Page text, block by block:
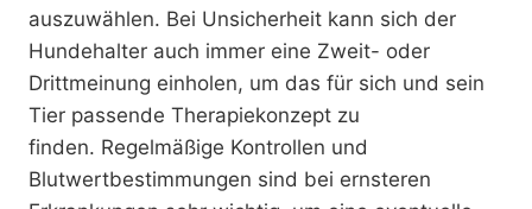
auszuwählen. Bei Unsicherheit kann sich der
Hundehalter auch immer eine Zweit- oder
Drittmeinung einholen, um das für sich und sein
Tier passende Therapiekonzept zu
finden. Regelmäßige Kontrollen und
Blutwertbestimmungen sind bei ernsteren